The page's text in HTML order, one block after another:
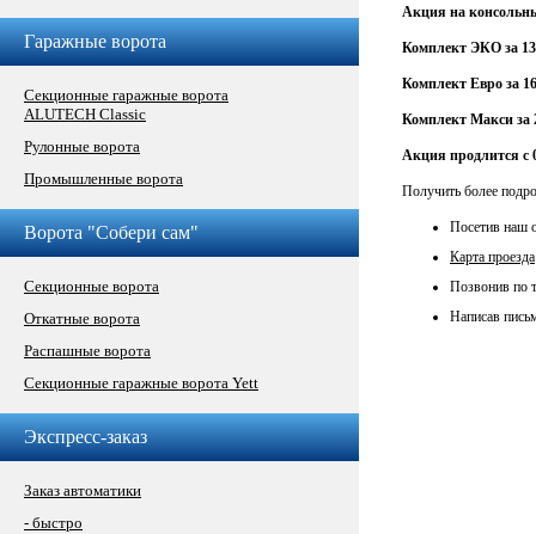
Гаражные ворота
Секционные гаражные ворота
ALUTECH Classic
Рулонные ворота
Промышленные ворота
Ворота "Собери сам"
Секционные ворота
Откатные ворота
Распашные ворота
Секционные гаражные ворота Yett
Экспресс-заказ
Заказ автоматики
- быстро
Акция на
Комплект ЭКО за
Комплект Евро за
Комплект Макси за
Акция продлится с
Получить более
Посетив наш
Карта проезда
Позвонив по
Написав